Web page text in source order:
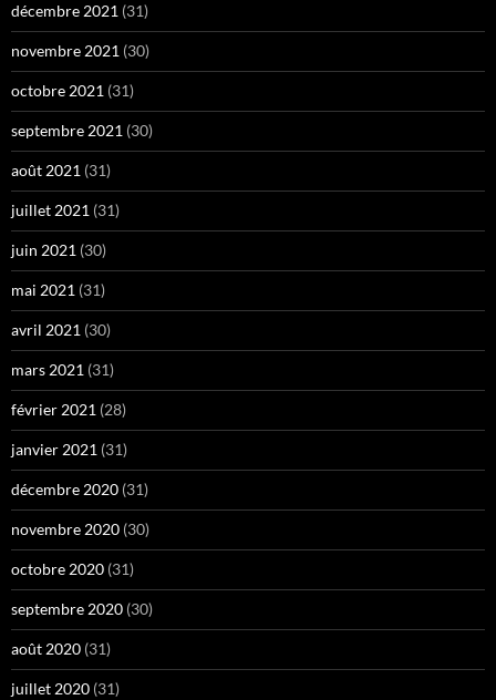
décembre 2021 (31)
novembre 2021 (30)
octobre 2021 (31)
septembre 2021 (30)
août 2021 (31)
juillet 2021 (31)
juin 2021 (30)
mai 2021 (31)
avril 2021 (30)
mars 2021 (31)
février 2021 (28)
janvier 2021 (31)
décembre 2020 (31)
novembre 2020 (30)
octobre 2020 (31)
septembre 2020 (30)
août 2020 (31)
juillet 2020 (31)